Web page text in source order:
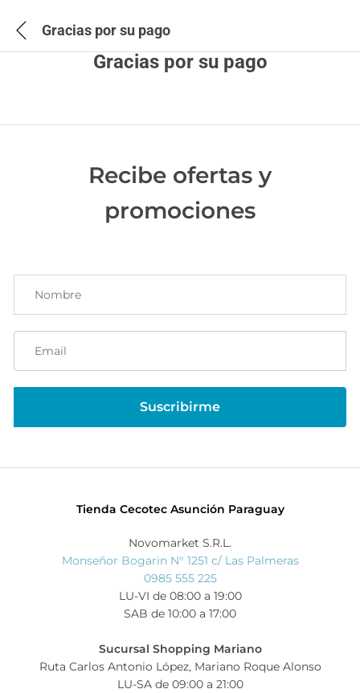
Gracias por su pago
Gracias por su pago
Recibe ofertas y
promociones
Tienda Cecotec Asunción Paraguay
Novomarket S.R.L.
Monseñor Bogarin N° 1251 c/ Las Palmeras
0985 555 225
LU-VI de 08:00 a 19:00
SAB de 10:00 a 17:00
Sucursal Shopping Mariano
Ruta Carlos Antonio López, Mariano Roque Alonso
LU-SA de 09:00 a 21:00